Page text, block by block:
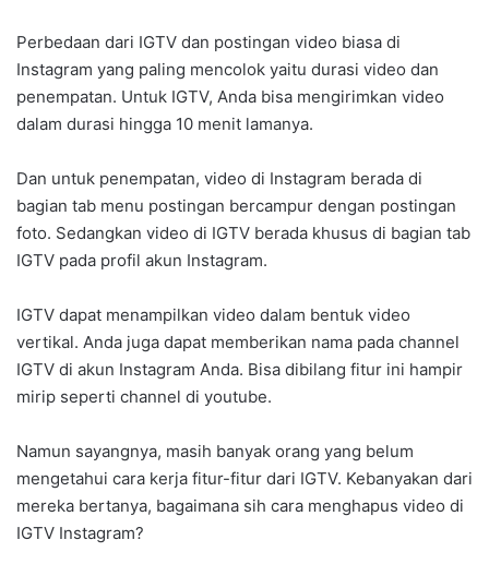
Perbedaan dari IGTV dan postingan video biasa di
Instagram yang paling mencolok yaitu durasi video dan
penempatan. Untuk IGTV, Anda bisa mengirimkan video
dalam durasi hingga 10 menit lamanya.
Dan untuk penempatan, video di Instagram berada di
bagian tab menu postingan bercampur dengan postingan
foto. Sedangkan video di IGTV berada khusus di bagian tab
IGTV pada profil akun Instagram.
IGTV dapat menampilkan video dalam bentuk video
vertikal. Anda juga dapat memberikan nama pada channel
IGTV di akun Instagram Anda. Bisa dibilang fitur ini hampir
mirip seperti channel di youtube.
Namun sayangnya, masih banyak orang yang belum
mengetahui cara kerja fitur-fitur dari IGTV. Kebanyakan dari
mereka bertanya, bagaimana sih cara menghapus video di
IGTV Instagram?